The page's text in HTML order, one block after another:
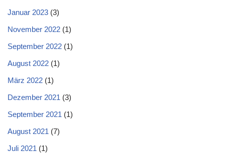
Januar 2023 (3)
November 2022 (1)
September 2022 (1)
August 2022 (1)
März 2022 (1)
Dezember 2021 (3)
September 2021 (1)
August 2021 (7)
Juli 2021 (1)